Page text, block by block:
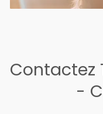
Contactez
-